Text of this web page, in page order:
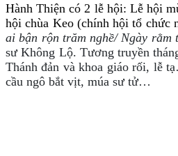
Hành Thiện có 2 lễ hội: Lễ hội
hội chùa Keo (chính hội tổ chức
ai bận rộn trăm nghề/ Ngày rằm
sư Không Lộ. Tương truyền
Thánh đản và khoa giáo rối, lễ
cầu ngô bắt vịt, múa sư tử…